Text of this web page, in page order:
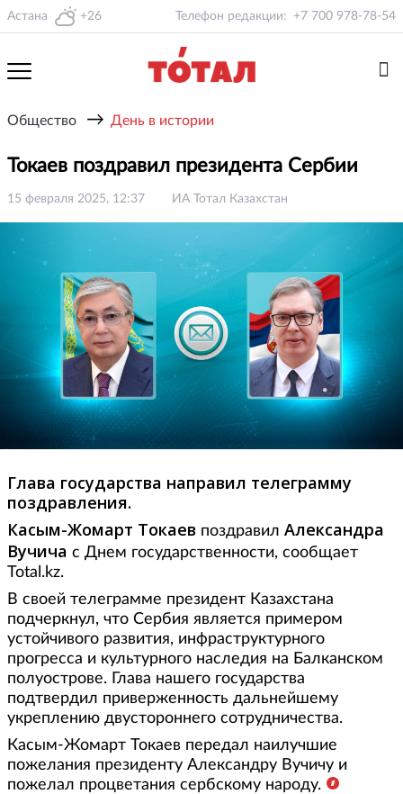
Астана +26 Телефон редакции: +7 700 978-78-54
Общество → День в истории
Токаев поздравил президента Сербии
15 февраля 2025, 12:37 ИА Тотал Казахстан
Глава государства направил телеграмму
поздравления.
Касым-Жомарт Токаев поздравил Александра
Вучича с Днем государственности, сообщает
Total.kz.
В своей телеграмме президент Казахстана
подчеркнул, что Сербия является примером
устойчивого развития, инфраструктурного
прогресса и культурного наследия на Балканском
полуострове. Глава нашего государства
подтвердил приверженность дальнейшему
укреплению двустороннего сотрудничества.
Касым-Жомарт Токаев передал наилучшие
пожелания президенту Александру Вучичу и
пожелал процветания сербскому народу.